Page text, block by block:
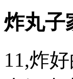
炸丸子
11,炸